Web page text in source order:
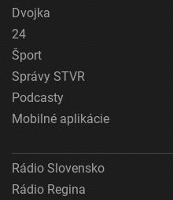
Dvojka
24
Šport
Správy STVR
Podcasty
Mobilné aplikácie
Rádio Slovensko
Rádio Regina